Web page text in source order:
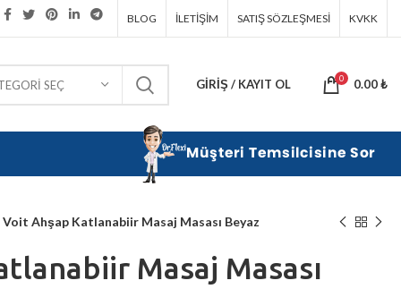
BLOG İLETIŞIM SATIŞ SÖZLEŞMESI KVKK
SEÇ GIRIŞ / KAYIT OL 0 0.00₺
Voit Ahşap Katlanabiir Masaj Masası Beyaz
Masaj Masası